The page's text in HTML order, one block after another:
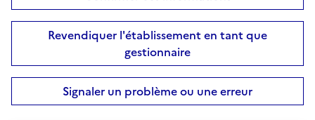
Revendiquer l'établissement en tant que
gestionnaire
Signaler un problème ou une erreur